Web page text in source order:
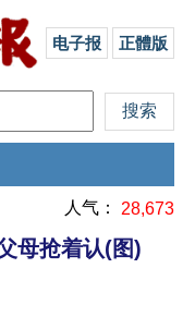
电子报 正體版
人气： 28,673
母抢着认(图)